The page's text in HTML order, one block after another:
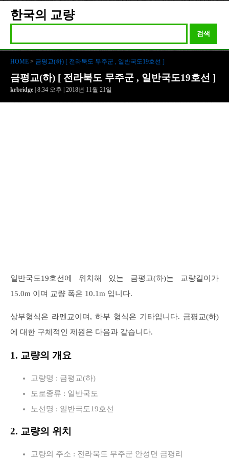
한국의 교량
검색
HOME > 금평교(하) [ 전라북도 무주군 , 일반국도19호선 ]
금평교(하) [ 전라북도 무주군 , 일반국도19호선 ]
krbridge | 8:34 오후 | 2018년 11월 21일
일반국도19호선에 위치해 있는 금평교(하)는 교량길이가
15.0m 이며 교량 폭은 10.1m 입니다.
상부형식은 라멘교이며, 하부 형식은 기타입니다. 금평교(하)
에 대한 구체적인 제원은 다음과 같습니다.
1. 교량의 개요
교량명 : 금평교(하)
도로종류 : 일반국도
노선명 : 일반국도19호선
2. 교량의 위치
교량의 주소 : 전라북도 무주군 안성면 금평리